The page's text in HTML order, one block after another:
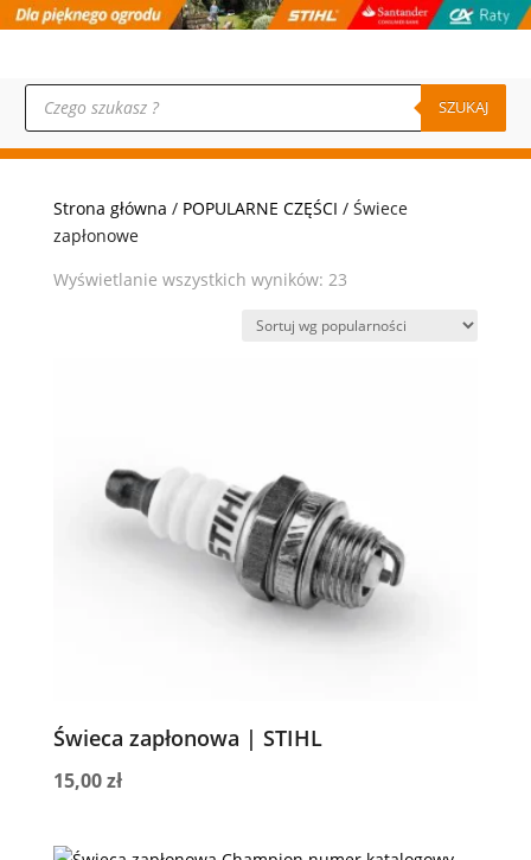
Wyszukiwarka
produktów SZUKAJ
Strona główna / POPULARNE CZĘŚCI / Świece
zapłonowe
Wyświetlanie wszystkich wyników: 23Posortowane
popularności
Świeca zapłonowa | STIHL
15,00zł